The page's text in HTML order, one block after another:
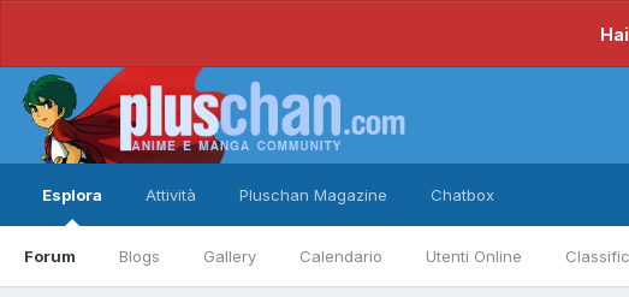
Esplora
Forum Blogs Gallery Calendario Utenti Online
Attività Pluschan Magazine Chatbox